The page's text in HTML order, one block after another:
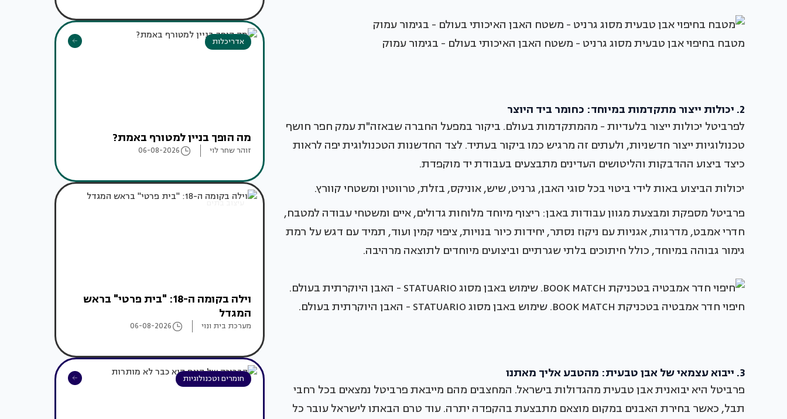
מטבח בחיפוי אבן טבעית מסוג גרניט - משטח האבן האיכותי בעולם - בגימור עמוק
2. יכולות ייצור מתקדמות במיוחד: כחומר ביד היוצר
לפרביטל יכולות ייצור בלעדיות - מהמתקדמות בעולם. ביקור במפעל החברה שבאזה"ת עמק חפר חושף
טכנולוגיות ייצור חדשניות, ולעתים זה מרגיש כמו ביקור בעתיד. לצד החדשנות הטכנולוגית יפה לראות
כיצד ביצוע ההדבקות והליטושים העדינים מתבצעים בעבודת יד מוקפדת.
יכולות הביצוע באות לידי ביטוי בכל סוגי האבן, גרניט, שיש, אוניקס, בזלת, טרווטין ומשטחי קוורץ.
פרביטל מספקת ומבצעת מגוון עבודות באבן: ריצוף מיוחד מלוחות גדולים, איים ומשטחי עבודה למטבח,
חדרי אמבט, מדרגות, אגניות עם ניקוז נסתר, יחידות כיור בנויות, ציפוי קמין ועוד, תמיד עם דגש על רמת
גימור גבוהה במיוחד, כולל חיתוכים בלתי שגרתיים וביצועים מיוחדים לתוצאה מרהיבה.
חיפוי חדר אמבטיה בטכניקת BOOK MATCH. שימוש באבן מסוג STATUARIO - האבן היוקרתית בעולם.
3. ייבוא עצמאי של אבן טבעית: מהטבע אליך מאתנו
פרביטל היא יבואנית אבן טבעית מהגדולות בישראל. המחצבים מהם מייבאת פרביטל נמצאים בכל רחבי
תבל, כאשר בחירת האבנים במקום מוצאם מתבצעת בהקפדה יתרה. עוד טרם הבאתו לישראל עובר כל
אדריכלות
מה הופך בניין למטורף באמת?
זוהר שחר לוי 06-08-2026
עיצוב בתים
וילה בקומה ה-18: "בית פרטי" בראש
המגדל
מערכת בית ונוי 06-08-2026
חומרים וטכנולוגיות